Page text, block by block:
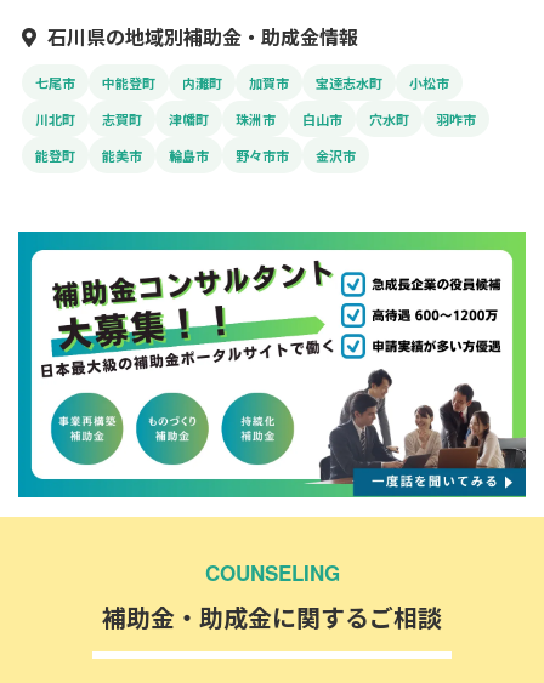
石川県の地域別補助金・助成金情報
七尾市 中能登町 内灘町 加賀市 宝達志水町
小松市
川北町
志賀町 津幡町 珠洲市 白山市 穴水町
羽咋市
能登町
能美市 輪島市 野々市市 金沢市
COUNSELING
補助金・助成金に関するご相談